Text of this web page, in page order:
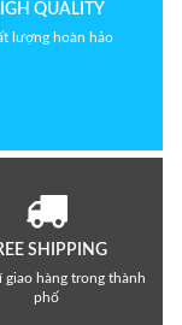
QUALITY
lượng hoàn hảo
SHIPPING
giao hàng trong thành
phố